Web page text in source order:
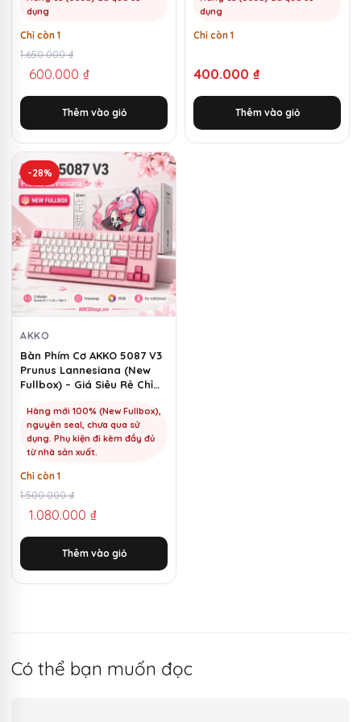
dụng
Chỉ còn 1
1.650.000₫
Giá
gốc
là:
1.650.000 ₫.
600.000 ₫
Giá
hiện
tại
là:
600.000 ₫.
Thêm vào giỏ
dụng
Chỉ còn 1
400.000 ₫
Thêm vào giỏ
-28%
AKKO
Bàn Phím Cơ AKKO 5087 V3
Prunus Lannesiana (New
Fullbox) – Giá Siêu Rẻ Chỉ
Hàng mới 100% (New Fullbox),
nguyên seal, chưa qua sử
dụng. Phụ kiện đi kèm đầy đủ
từ nhà sản xuất.
Chỉ còn 1
1.500.000₫
Giá
gốc
là:
1.500.000 ₫.
1.080.000 ₫
Giá
hiện
tại
là:
1.080.000 ₫.
Thêm vào giỏ
Có thể bạn muốn đọc